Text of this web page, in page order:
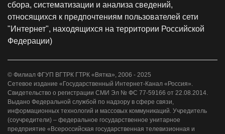
сбора, систематизации и анализа сведений,
относящихся к предпочтениям пользователей сети
"Интернет", находящихся на территории Российской
Федерации)
© Филиал ФГУП ВГТРК ГТРК «Вятка», 2006 - 2025
Сетевое издание «Государственный Интернет-Канал «Россия».
Свидетельство о регистрации СМИ Эл № ФС 77-59166 от 22.08.2014.
Выдано Федеральной службой по надзору в сфере связи,
информационных технологий и массовых коммуникаций. Учредитель
(соучредители) – федеральное государственное унитарное
предприятие «Всероссийская государственная телевизионная и